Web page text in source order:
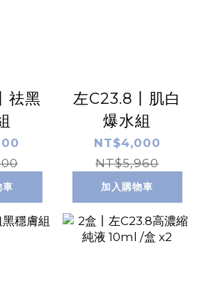
祛黑
車
左C23.8丨肌白
爆水組
NT$4,000
NT$5,960
加入購物車